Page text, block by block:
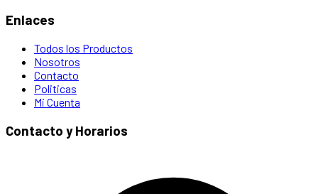
Enlaces
Todos los Productos
Nosotros
Contacto
Politicas
Mi Cuenta
Contacto y Horarios